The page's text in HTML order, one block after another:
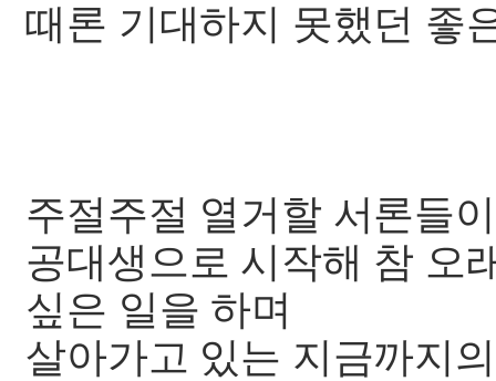
때론 기대하지 못했던 좋
주절주절 열거할 서론들
공대생으로 시작해 참 오
싶은 일을 하며
살아가고 있는 지금까지